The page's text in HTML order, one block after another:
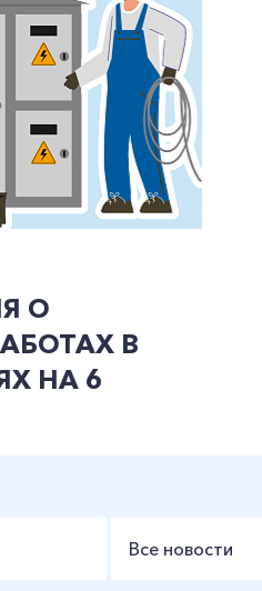
О
В
НА 6
Все новости